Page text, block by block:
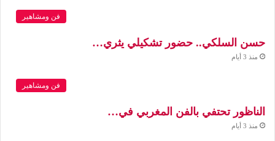
فن ومشاهير
حسن السلكي.. حضور تشكيلي يثري…
منذ 3 أيام
فن ومشاهير
الناظور تحتفي بالفن المغربي في…
منذ 3 أيام